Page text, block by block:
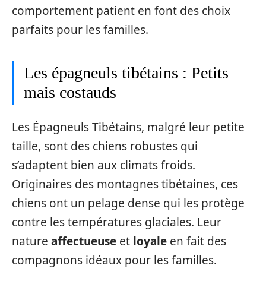
comportement patient en font des choix
parfaits pour les familles.
Les épagneuls tibétains : Petits
mais costauds
Les Épagneuls Tibétains, malgré leur petite
taille, sont des chiens robustes qui
s’adaptent bien aux climats froids.
Originaires des montagnes tibétaines, ces
chiens ont un pelage dense qui les protège
contre les températures glaciales. Leur
nature affectueuse et loyale en fait des
compagnons idéaux pour les familles.